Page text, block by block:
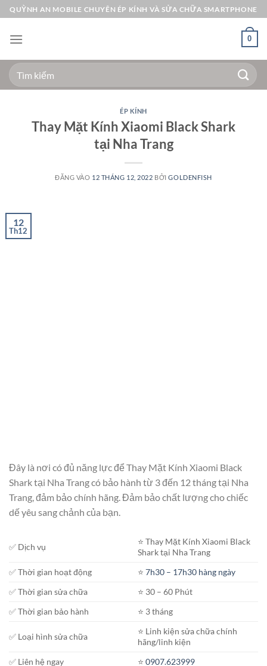
Bỏ
qua
nội
QUỲNH AN MOBILE CHUYÊN ÉP KÍNH VÀ SỬA CHỮA SMARTPHONE
0
Tìm
kiếm:
ÉP KÍNH
Thay Mặt Kính Xiaomi Black Shark
tại Nha Trang
ĐĂNG VÀO 12 THÁNG 12, 2022 BỞIGOLDENFISH
12
Th12
Đây là nơi có đủ năng lực để Thay Mặt Kính Xiaomi Black
Shark tại Nha Trang có bảo hành từ 3 đến 12 tháng tại Nha
Trang, đảm bảo chính hãng. Đảm bảo chất lượng cho chiếc
dế yêu sang chảnh của bạn.
✅ Dịch vụ
⭐️ Thay Mặt Kính Xiaomi Black
Shark tại Nha Trang
✅ Thời gian hoạt động
⭐️7h30 – 17h30 hàng ngày
✅ Thời gian sửa chữa
⭐️ 30 – 60 Phút
✅ Thời gian bảo hành
⭐️ 3 tháng
✅ Loại hình sửa chữa
⭐️ Linh kiện sửa chữa chính
hãng/linh kiện
✅ Liên hệ ngay
⭐️0907.623999